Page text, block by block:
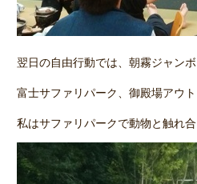
翌日の自由行動では、朝霧ジャン
富士サファリパーク、御殿場アウ
私はサファリパークで動物と触れ合